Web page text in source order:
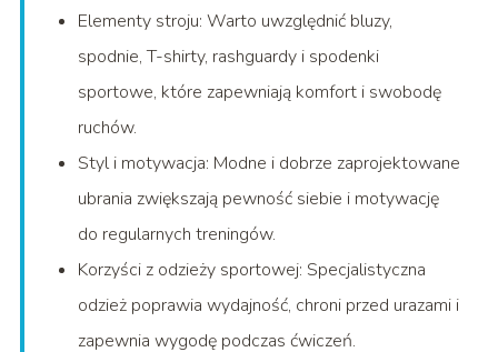
Elementy stroju: Warto uwzględnić bluzy,
spodnie, T-shirty, rashguardy i spodenki
sportowe, które zapewniają komfort i swobodę
ruchów.
Styl i motywacja: Modne i dobrze zaprojektowane
ubrania zwiększają pewność siebie i motywację
do regularnych treningów.
Korzyści z odzieży sportowej: Specjalistyczna
odzież poprawia wydajność, chroni przed urazami i
zapewnia wygodę podczas ćwiczeń.